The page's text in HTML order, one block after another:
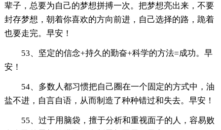
辈子，总要为自己的梦想拼搏一次。把梦想亮出来，不要
封存梦想，朝着你喜欢的方向前进，自己选择的路，跪着
也要走完。早安！
53、坚定的信念+持久的勤奋+科学的方法=成功。早
安！
54、多数人都习惯把自己圈在一个固定的方式中，油
盐不进，自言自语，从而制造了种种错过和失去。早安！
55、过于用脑袋，擅于分析和重视面子的人，容易败